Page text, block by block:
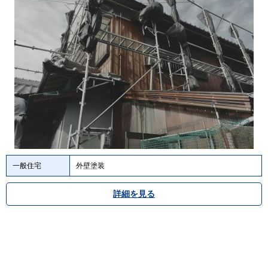
一般住宅 外壁塗装
詳細を見る